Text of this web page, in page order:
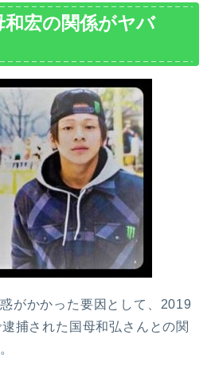
和宏の関係がヤバ
がかかった要因として、2019
逮捕された国母和弘さんとの関